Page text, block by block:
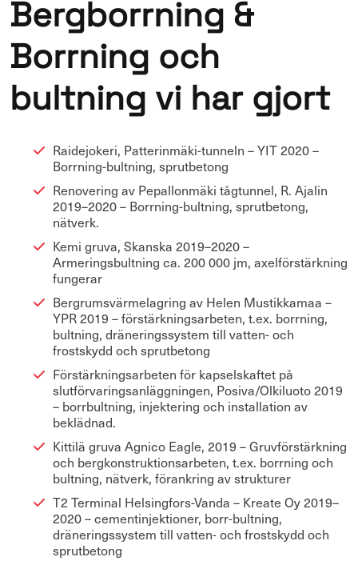
Bergborrning &
Borrning och
bultning vi har gjort
Raidejokeri, Patterinmäki-tunneln – YIT 2020 –
Borrning-bultning, sprutbetong
Renovering av Pepallonmäki tågtunnel, R. Ajalin
2019–2020 – Borrning-bultning, sprutbetong,
nätverk.
Kemi gruva, Skanska 2019–2020 –
Armeringsbultning ca. 200 000 jm, axelförstärkning
fungerar
Bergrumsvärmelagring av Helen Mustikkamaa –
YPR 2019 – förstärkningsarbeten, t.ex. borrning,
bultning, dräneringssystem till vatten- och
frostskydd och sprutbetong
Förstärkningsarbeten för kapselskaftet på
slutförvaringsanläggningen, Posiva/Olkiluoto 2019
– borrbultning, injektering och installation av
beklädnad.
Kittilä gruva Agnico Eagle, 2019 – Gruvförstärkning
och bergkonstruktionsarbeten, t.ex. borrning och
bultning, nätverk, förankring av strukturer
T2 Terminal Helsingfors-Vanda – Kreate Oy 2019–
2020 – cementinjektioner, borr-bultning,
dräneringssystem till vatten- och frostskydd och
sprutbetong